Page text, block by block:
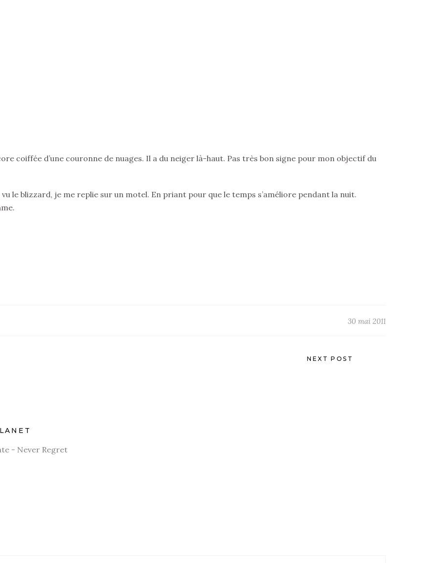
coiffée d’une couronne de nuages. Il a du neiger là-haut. Pas très bon signe pour mon objectif du
le blizzard, je me replie sur un motel. En priant pour que le temps s’améliore pendant la nuit.
30 mai 2011
NEXT POST
- Never Regret